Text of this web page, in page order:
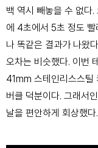
백 역시 빼놓을 수 없다
에 4초에서 5초 정도
나 똑같은 결과가 나왔
오차는 비슷했다. 이번
41mm 스테인리스스틸
버클 덕분이다. 그래서
날을 편안하게 회상했다.